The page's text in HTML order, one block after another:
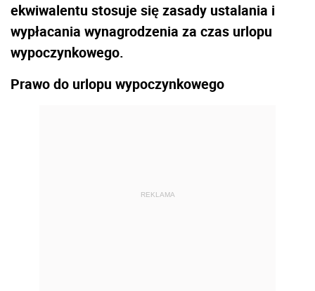
ekwiwalentu stosuje się zasady ustalania i
wypłacania wynagrodzenia za czas urlopu
wypoczynkowego.
Prawo do urlopu wypoczynkowego
REKLAMA